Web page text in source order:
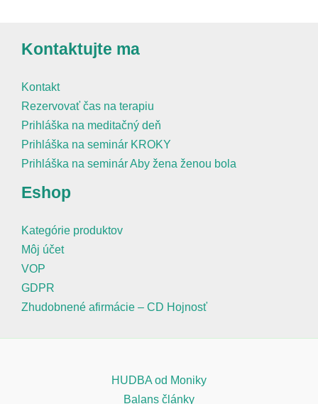
Kontaktujte ma
Kontakt
Rezervovať čas na terapiu
Prihláška na meditačný deň
Prihláška na seminár KROKY
Prihláška na seminár Aby žena ženou bola
Eshop
Kategórie produktov
Môj účet
VOP
GDPR
Zhudobnené afirmácie – CD Hojnosť
HUDBA od Moniky
Balans články